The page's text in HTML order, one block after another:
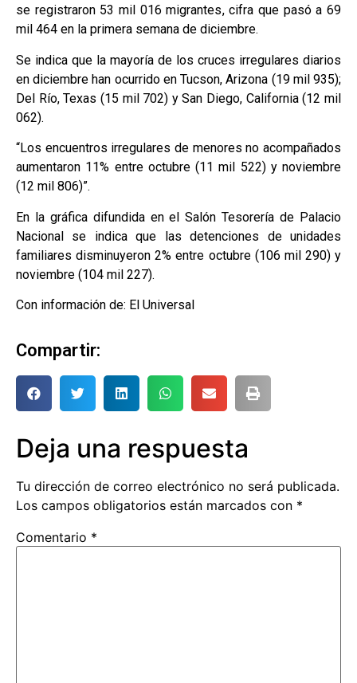
se registraron 53 mil 016 migrantes, cifra que pasó a 69
mil 464 en la primera semana de diciembre.
Se indica que la mayoría de los cruces irregulares diarios
en diciembre han ocurrido en Tucson, Arizona (19 mil 935);
Del Río, Texas (15 mil 702) y San Diego, California (12 mil
062).
“Los encuentros irregulares de menores no acompañados
aumentaron 11% entre octubre (11 mil 522) y noviembre
(12 mil 806)”.
En la gráfica difundida en el Salón Tesorería de Palacio
Nacional se indica que las detenciones de unidades
familiares disminuyeron 2% entre octubre (106 mil 290) y
noviembre (104 mil 227).
Con información de: El Universal
Compartir:
Deja una respuesta
Tu dirección de correo electrónico no será publicada.
Los campos obligatorios están marcados con *
Comentario *